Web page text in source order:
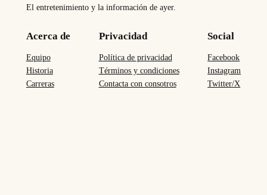
El entretenimiento y la información de ayer.
Acerca de
Equipo
Historia
Carreras
Privacidad
Política de privacidad
Términos y condiciones
Contacta con consotros
Social
Facebook
Instagram
Twitter/X